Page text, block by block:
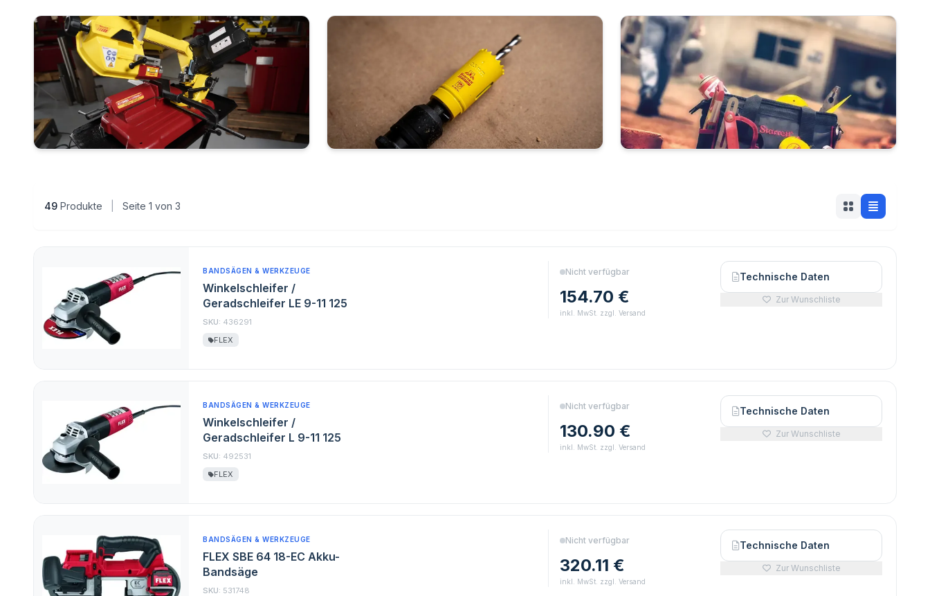
49 Produkte Seite 1 von 3
BANDSÄGEN & WERKZEUGE
Winkelschleifer /
Geradschleifer LE 9-11 125
SKU: 436291
FLEX
Nicht verfügbar
154.70 €
inkl. MwSt. zzgl. Versand
Technische Daten
Zur Wunschliste
BANDSÄGEN & WERKZEUGE
Winkelschleifer /
Geradschleifer L 9-11 125
SKU: 492531
FLEX
Nicht verfügbar
130.90 €
inkl. MwSt. zzgl. Versand
Technische Daten
Zur Wunschliste
BANDSÄGEN & WERKZEUGE
FLEX SBE 64 18-EC Akku-
Bandsäge
SKU: 531748
Nicht verfügbar
320.11 €
inkl. MwSt. zzgl. Versand
Technische Daten
Zur Wunschliste